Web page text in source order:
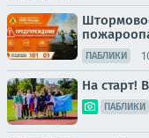
ПАБЛИКИ
На старт!
ПАБЛИКИ